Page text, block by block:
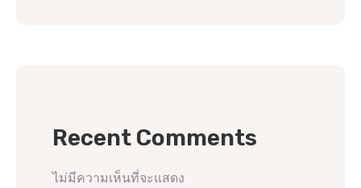
Recent Comments
ไม่มีความเห็นที่จะแสดง